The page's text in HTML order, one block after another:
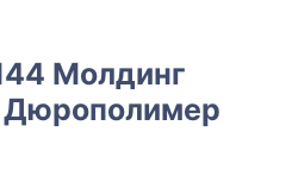
Молдинг
Дюрополимер